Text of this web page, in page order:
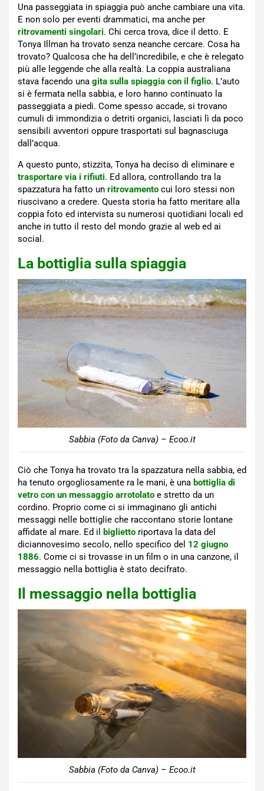
Una passeggiata in spiaggia può anche cambiare una vita.
E non solo per eventi drammatici, ma anche per
ritrovamenti singolari. Chi cerca trova, dice il detto. E
Tonya Illman ha trovato senza neanche cercare. Cosa ha
trovato? Qualcosa che ha dell’incredibile, e che è relegato
più alle leggende che alla realtà. La coppia australiana
stava facendo una gita sulla spiaggia con il figlio. L’auto
si è fermata nella sabbia, e loro hanno continuato la
passeggiata a piedi. Come spesso accade, si trovano
cumuli di immondizia o detriti organici, lasciati lì da poco
sensibili avventori oppure trasportati sul bagnasciuga
dall’acqua.
A questo punto, stizzita, Tonya ha deciso di eliminare e
trasportare via i rifiuti. Ed allora, controllando tra la
spazzatura ha fatto un ritrovamento cui loro stessi non
riuscivano a credere. Questa storia ha fatto meritare alla
coppia foto ed intervista su numerosi quotidiani locali ed
anche in tutto il resto del mondo grazie al web ed ai
social.
La bottiglia sulla spiaggia
Sabbia (Foto da Canva) – Ecoo.it
Ciò che Tonya ha trovato tra la spazzatura nella sabbia, ed
ha tenuto orgogliosamente ra le mani, è una bottiglia di
vetro con un messaggio arrotolato e stretto da un
cordino. Proprio come ci si immaginano gli antichi
messaggi nelle bottiglie che raccontano storie lontane
affidate al mare. Ed il
biglietto riportava la data del
diciannovesimo secolo, nello specifico del 12 giugno
1886. Come ci si trovasse in un film o in una canzone, il
messaggio nella bottiglia è stato decifrato.
Il messaggio nella bottiglia
Sabbia (Foto da Canva) – Ecoo.it